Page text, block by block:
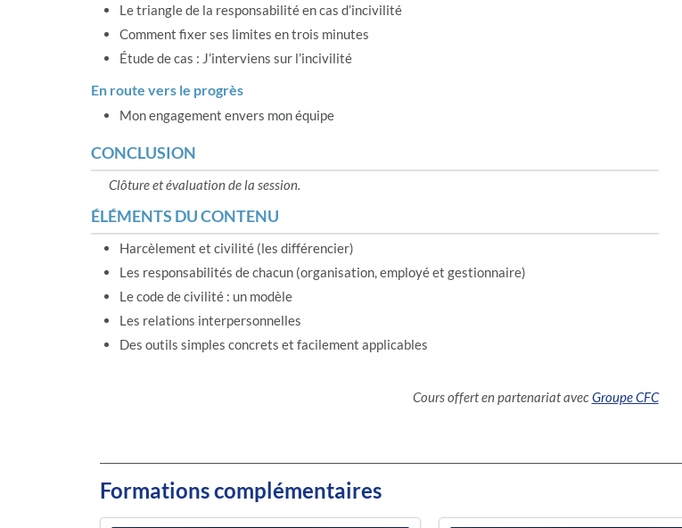
Le triangle de la responsabilité en cas d’incivilité
Comment fixer ses limites en trois minutes
Étude de cas : J’interviens sur l’incivilité
En route vers le progrès
Mon engagement envers mon équipe
CONCLUSION
Clôture et évaluation de la session.
ÉLÉMENTS DU CONTENU
Harcèlement et civilité (les différencier)
Les responsabilités de chacun (organisation, employé et gestionnaire)
Le code de civilité : un modèle
Les relations interpersonnelles
Des outils simples concrets et facilement applicables
Cours offert en partenariat avecGroupe CFC
Formations complémentaires